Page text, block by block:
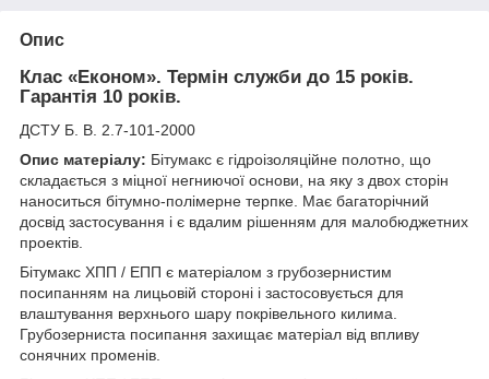
Опис
Клас «Економ». Термін служби до 15 років.
Гарантія 10 років.
ДСТУ Б. В. 2.7-101-2000
Опис матеріалу: Бітумакс є гідроізоляційне полотно, що
складається з міцної негниючої основи, на яку з двох сторін
наноситься бітумно-полімерне терпке. Має багаторічний
досвід застосування і є вдалим рішенням для малобюджетних
проектів.
Бітумакс ХПП / ЕПП є матеріалом з грубозернистим
посипанням на лицьовій стороні і застосовується для
влаштування верхнього шару покрівельного килима.
Грубозерниста посипання захищає матеріал від впливу
сонячних променів.